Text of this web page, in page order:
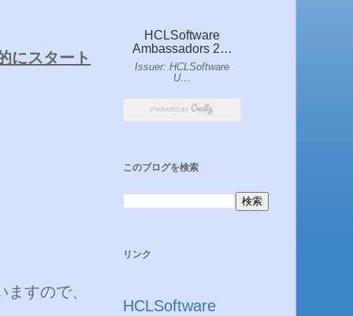
にスタート
すので、
このブログを検索
リンク
HCLSoftware